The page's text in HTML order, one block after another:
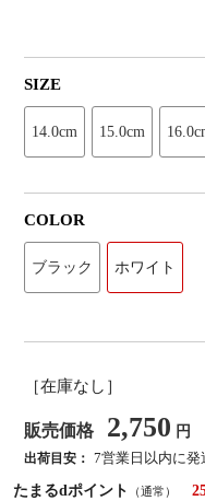
SIZE
14.0cm 15.0cm
COLOR
ブラック ホワイト
［在庫なし］
販売価格 2,750 円
出荷目安： 7営業日以内に発
たまるdポイント
（通常）